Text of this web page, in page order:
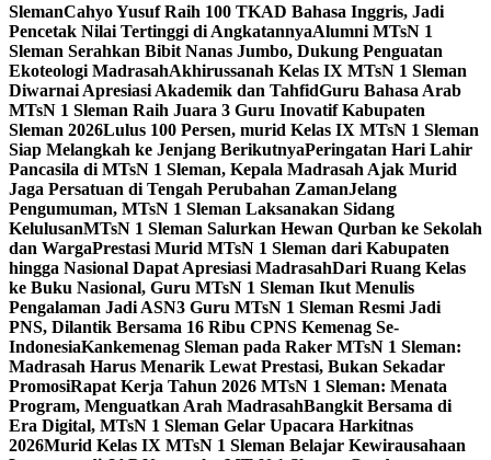
SlemanCahyo Yusuf Raih 100 TKAD Bahasa Inggris, Jadi
Pencetak Nilai Tertinggi di AngkatannyaAlumni MTsN 1
Sleman Serahkan Bibit Nanas Jumbo, Dukung Penguatan
Ekoteologi MadrasahAkhirussanah Kelas IX MTsN 1 Sleman
Diwarnai Apresiasi Akademik dan TahfidGuru Bahasa Arab
MTsN 1 Sleman Raih Juara 3 Guru Inovatif Kabupaten
Sleman 2026Lulus 100 Persen, murid Kelas IX MTsN 1 Sleman
Siap Melangkah ke Jenjang BerikutnyaPeringatan Hari Lahir
Pancasila di MTsN 1 Sleman, Kepala Madrasah Ajak Murid
Jaga Persatuan di Tengah Perubahan ZamanJelang
Pengumuman, MTsN 1 Sleman Laksanakan Sidang
KelulusanMTsN 1 Sleman Salurkan Hewan Qurban ke Sekolah
dan WargaPrestasi Murid MTsN 1 Sleman dari Kabupaten
hingga Nasional Dapat Apresiasi MadrasahDari Ruang Kelas
ke Buku Nasional, Guru MTsN 1 Sleman Ikut Menulis
Pengalaman Jadi ASN3 Guru MTsN 1 Sleman Resmi Jadi
PNS, Dilantik Bersama 16 Ribu CPNS Kemenag Se-
IndonesiaKankemenag Sleman pada Raker MTsN 1 Sleman:
Madrasah Harus Menarik Lewat Prestasi, Bukan Sekadar
PromosiRapat Kerja Tahun 2026 MTsN 1 Sleman: Menata
Program, Menguatkan Arah MadrasahBangkit Bersama di
Era Digital, MTsN 1 Sleman Gelar Upacara Harkitnas
2026Murid Kelas IX MTsN 1 Sleman Belajar Kewirausahaan